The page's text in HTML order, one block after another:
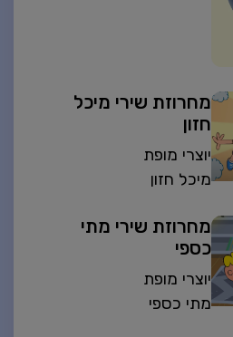
מחרוזת שירי מיכל
חזון
יוצרי מופת
מיכל חזון
מחרוזת שירי מתי
כספי
יוצרי מופת
מתי כספי